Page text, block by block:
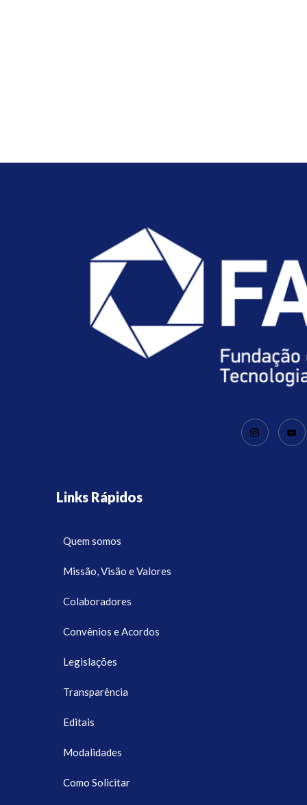
Links Rápidos
Quem somos
Missão, Visão e Valores
Colaboradores
Convênios e Acordos
Legislações
Transparência
Editais
Modalidades
Como Solicitar